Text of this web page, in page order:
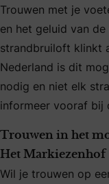
Trouwen met je
en het geluid van
strandbruiloft klinkt
Nederland is dit
nodig en niet elk
informeer vooraf bij
Trouwen in het
Het Markiezenhof
Wil je trouwen op